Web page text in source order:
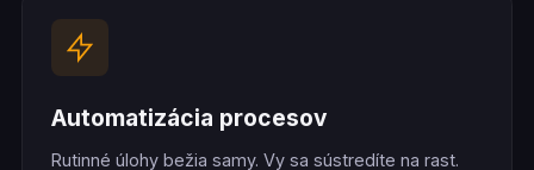
Automatizácia procesov
Rutinné úlohy bežia samy. Vy sa sústredíte na rast.